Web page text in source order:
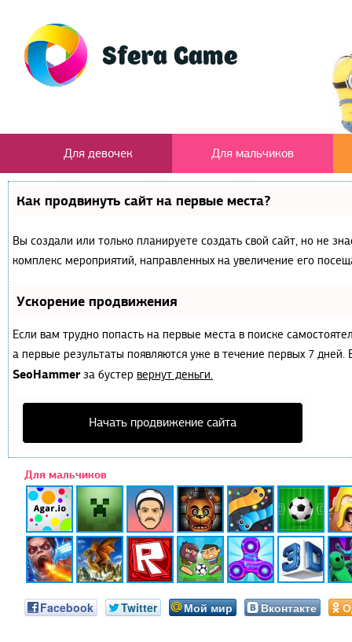
Для девочек Для мальчиков
Как продвинуть сайт на первые места?
Вы создали или только планируете создать свой сайт, но не
комплекс мероприятий, направленных на увеличение его
Ускорение продвижения
Если вам трудно попасть на первые места в поиске
а первые результаты появляются уже в течение первых 7
SeoHammerза бустер вернут деньги.
Начать продвижение сайта
Для мальчиков
Facebook Twitter Мой мир Вконтакте